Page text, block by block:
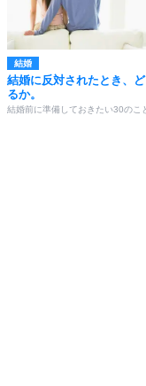
結婚
結婚に反対されたとき、
るか。
結婚前に準備しておきたい30のこ